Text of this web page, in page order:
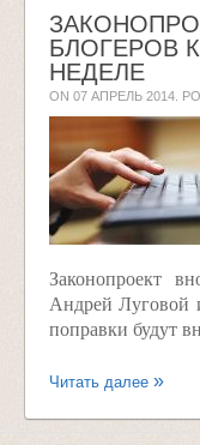
БЛОГЕРОВ
НЕДЕЛЕ
ON 07 АПРЕЛЬ 2014 .
Законопроект
Андрей Луговой
поправки будут
Читать далее